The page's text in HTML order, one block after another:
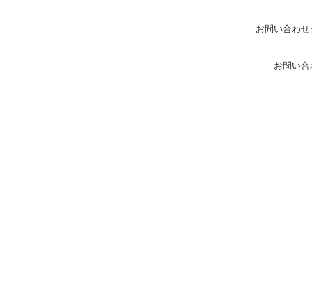
お問い合わ
お問い